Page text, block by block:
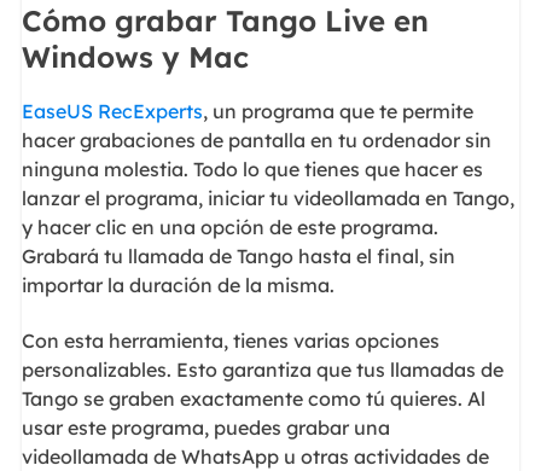
Cómo grabar Tango Live en
Windows y Mac
EaseUS RecExperts, un programa que te permite
hacer grabaciones de pantalla en tu ordenador sin
ninguna molestia. Todo lo que tienes que hacer es
lanzar el programa, iniciar tu videollamada en Tango,
y hacer clic en una opción de este programa.
Grabará tu llamada de Tango hasta el final, sin
importar la duración de la misma.
Con esta herramienta, tienes varias opciones
personalizables. Esto garantiza que tus llamadas de
Tango se graben exactamente como tú quieres. Al
usar este programa, puedes grabar una
videollamada de WhatsApp u otras actividades de